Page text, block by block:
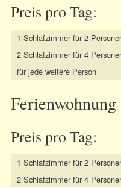
Preis pro Tag:
1 Schlafzimmer für 2
2 Schlafzimmer für 4
für jede weitere Person
Preis pro Tag:
1 Schlafzimmer für 2
2 Schlafzimmer für 4